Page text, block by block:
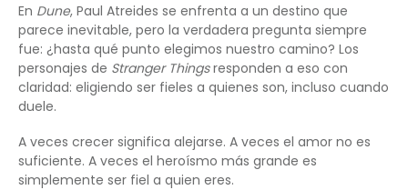
En Dune, Paul Atreides se enfrenta a un destino que
parece inevitable, pero la verdadera pregunta siempre
fue: ¿hasta qué punto elegimos nuestro camino? Los
personajes de Stranger Thingsresponden a eso con
claridad: eligiendo ser fieles a quienes son, incluso cuando
duele.
A veces crecer significa alejarse. A veces el amor no es
suficiente. A veces el heroísmo más grande es
simplemente ser fiel a quien eres.